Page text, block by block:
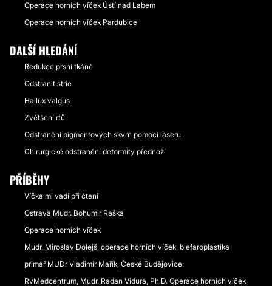
Operace horních víček Ústí nad Labem
Operace horních víček Pardubice
DALŠÍ HLEDÁNÍ
Redukce prsní tkáně
Odstranit strie
Hallux valgus
Zvětšení rtů
Odstranění pigmentových skvrn pomocí laseru
Chirurgické odstranění deformity přednoží
PŘÍBĚHY
Víčka mi vadí při čtení
Ostrava Mudr. Bohumir Raška
Operace horních víček
Mudr. Miroslav Dolejš, operace horních víček, blefaroplastika
primář MUDr Vladimír Mařík, České Budějovice
RvMedcentrum, Mudr. Radan Vidura, Ph.D. Operace horních víček